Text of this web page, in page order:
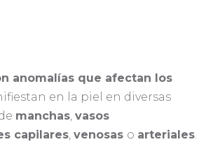
anomalías que afectan los
en la piel en diversas
manchas vasos
capilares venosas o arteriales